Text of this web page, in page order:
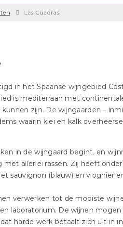
Las Cuadras
in het Spaanse wijngebied
is mediterraan met
zijn. De wijngaarden –
waarin klei en kalk
in de wijngaard begint, en
allerlei rassen. Zij heeft
sauvignon (blauw) en viognier
verwerken tot de mooiste
laboratorium. De wijnen
harde werk betaalt zich uit in